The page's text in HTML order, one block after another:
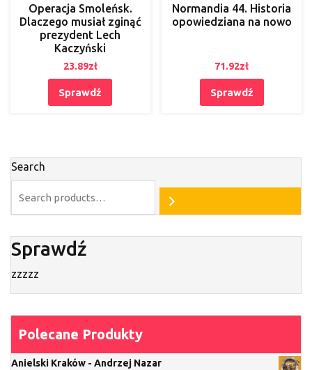
Operacja Smoleńsk.
Dlaczego musiał zginąć
prezydent Lech
Kaczyński
23.89zł
Sprawdź
Normandia 44. Historia
opowiedziana na nowo
71.92zł
Sprawdź
Search
Sprawdź
zzzzz
Polecane Produkty
Anielski Kraków - Andrzej Nazar